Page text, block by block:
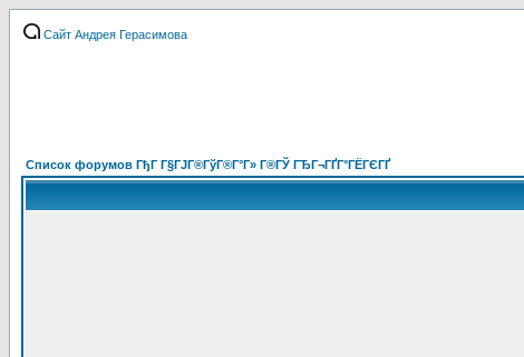
Сайт Андрея Герасимова
Список форумов ГђГ Г§ГЈГ®ГўГ®Г°Г» Г®ГЎ ГЂГ¬ГҐГ°ГЁГЄГҐ